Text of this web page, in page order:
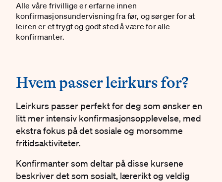
Alle våre frivillige er erfarne innen
konfirmasjonsundervisning fra før, og sørger for at
leiren er et trygt og godt sted å være for alle
konfirmanter.
#
#
Hvem passer leirkurs for?
Leirkurs passer perfekt for deg som ønsker en
litt mer intensiv konfirmasjonsopplevelse, med
ekstra fokus på det sosiale og morsomme
fritidsaktiviteter.
Konfirmanter som deltar på disse kursene
beskriver det som sosialt, lærerikt og veldig